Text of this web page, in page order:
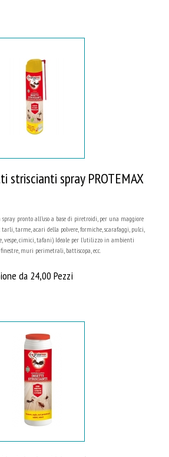
striscianti spray PROTEMAX
spray pronto all’uso a base di piretroidi, per una maggiore
tarme, acari della polvere, formiche, scarafaggi, pulci,
vespe, cimici, tafani). Ideale per l’utilizzo in ambienti
muri perimetrali, battiscopa, ecc.
da 24,00 Pezzi